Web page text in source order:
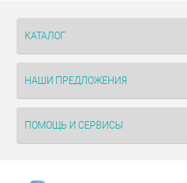
КАТАЛОГ
НАШИ ПРЕДЛОЖЕНИЯ
ПОМОЩЬ И СЕРВИСЫ